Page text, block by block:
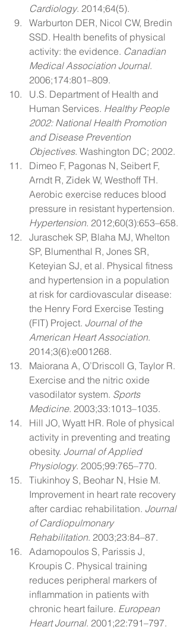
Cardiology. 2014;64(5).
Warburton DER, Nicol CW, Bredin
SSD. Health benefits of physical
activity: the evidence. Canadian
Medical Association Journal.
2006;174:801–809.
U.S. Department of Health and
Human Services. Healthy People
2002: National Health Promotion
and Disease Prevention
Objectives. Washington DC; 2002.
Dimeo F, Pagonas N, Seibert F,
Arndt R, Zidek W, Westhoff TH.
Aerobic exercise reduces blood
pressure in resistant hypertension.
Hypertension. 2012;60(3):653–658.
Juraschek SP, Blaha MJ, Whelton
SP, Blumenthal R, Jones SR,
Keteyian SJ, et al. Physical fitness
and hypertension in a population
at risk for cardiovascular disease:
the Henry Ford Exercise Testing
(FIT) Project. Journal of the
American Heart Association.
2014;3(6):e001268.
Maiorana A, O’Driscoll G, Taylor R.
Exercise and the nitric oxide
vasodilator system. Sports
Medicine. 2003;33:1013–1035.
Hill JO, Wyatt HR. Role of physical
activity in preventing and treating
obesity. Journal of Applied
Physiology. 2005;99:765–770.
Tiukinhoy S, Beohar N, Hsie M.
Improvement in heart rate recovery
after cardiac rehabilitation. Journal
of Cardiopulmonary
Rehabilitation. 2003;23:84–87.
Adamopoulos S, Parissis J,
Kroupis C. Physical training
reduces peripheral markers of
inflammation in patients with
chronic heart failure. European
Heart Journal. 2001;22:791–797.